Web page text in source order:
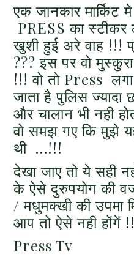
एक जानकार
PRESS का स्टीकर
खुशी हुई अरे वाह !!!
??? इस पर वो
!!! वो तो Press लगा
जाता है पुलिस ज्यादा
और चालान भी नही
वो समझ गए कि मुझे
थी …!!!
देखा जाए तो ये सही
के ऐसे दुरुपयोग की
/ मधुमक्खी की उपमा
आप तो ऐसे नही होंगें
Press Tv